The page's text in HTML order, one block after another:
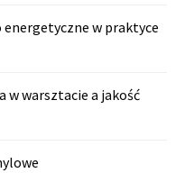
w praktyce
w warsztacie a jakość